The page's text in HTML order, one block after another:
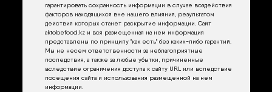
гарантировать сохранность информации в случае воздействия
факторов находящихся вне нашего влияния, результатом
действия которых станет раскрытие информации. Сайт
aktobefood.kz и вся размещенная на нем информация
представлены по принципу "как есть" без каких-либо гарантий.
Мы не несем ответственности за неблагоприятные
последствия, а также за любые убытки, причиненные
вследствие ограничения доступа к сайту URL или вследствие
посещения сайта и использования размещенной на нем
информации.